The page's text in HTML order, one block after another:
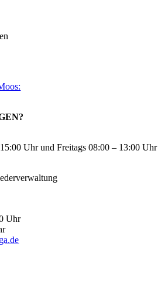
Uhr und Freitags 08:00 – 13:00 Uhr
Uhr